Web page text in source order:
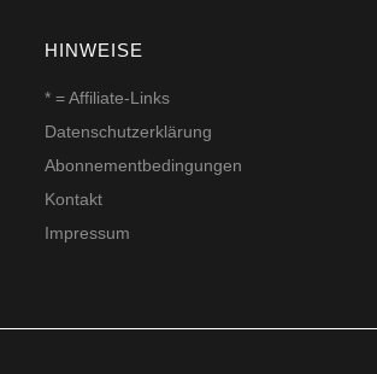
HINWEISE
* = Affiliate-Links
Datenschutzerklärung
Abonnementbedingungen
Kontakt
Impressum